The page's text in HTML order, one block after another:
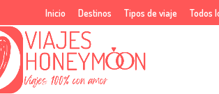
Inicio Destinos Tipos de viaje Todos